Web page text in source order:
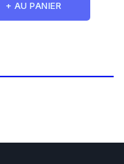
+ AU PANIER